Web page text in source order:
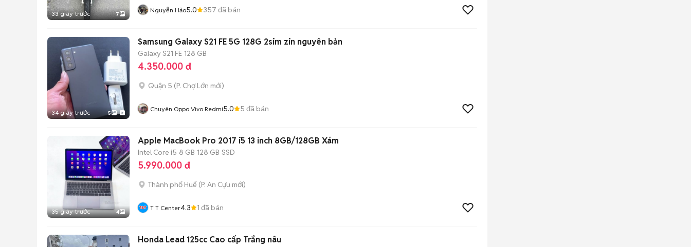
33 giây trước 7 Nguyễn Hảo5.0 357 đã bán
34 giây trước 5
Samsung Galaxy S21 FE 5G 128G 2sim zin nguyên bản
Galaxy S21 FE 128 GB
4.350.000 đ
Quận 5 (P. Chợ Lớn mới)
Chuyên Oppo Vivo Redmi5.0 5 đã bán
35 giây trước 4
Apple MacBook Pro 2017 i5 13 inch 8GB/128GB Xám
Intel Core i5 8 GB 128 GB SSD
5.990.000 đ
Thành phố Huế (P. An Cựu mới)
T T Center4.3 1 đã bán
Honda Lead 125cc Cao cấp Trắng nâu